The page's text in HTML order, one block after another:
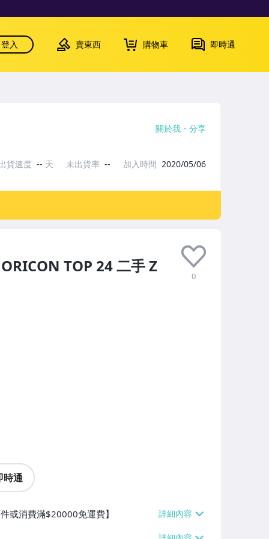
登入 賣東西 購物車 即時通
TOP 24 二手 Z
0
時通
或消費滿$20000免運費】
關於我 分享
貨速度 -- 天 未出貨率 -- 加入時間 2020/05/06